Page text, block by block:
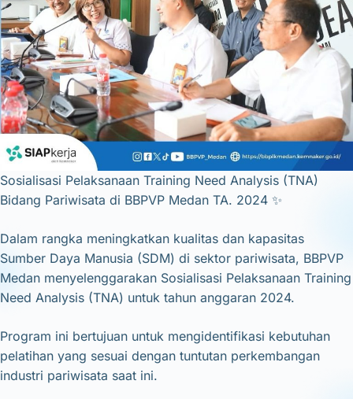
Sosialisasi Pelaksanaan Training Need Analysis (TNA)
Bidang Pariwisata di BBPVP Medan TA. 2024 ✨
Dalam rangka meningkatkan kualitas dan kapasitas
Sumber Daya Manusia (SDM) di sektor pariwisata, BBPVP
Medan menyelenggarakan Sosialisasi Pelaksanaan Training
Need Analysis (TNA) untuk tahun anggaran 2024.
Program ini bertujuan untuk mengidentifikasi kebutuhan
pelatihan yang sesuai dengan tuntutan perkembangan
industri pariwisata saat ini.